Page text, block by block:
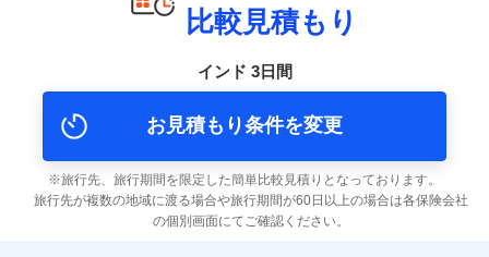
比較見積もり
インド 3日間
お見積もり条件を変更
旅行先、旅行期間を限定した簡単比較見積りとなっております。
旅行先が複数の地域に渡る場合や旅行期間が60日以上の場合は各保険会社
の個別画面にてご確認ください。